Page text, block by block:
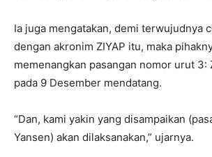
Ia juga mengatakan, demi terwujudnya
dengan akronim ZIYAP itu, maka
memenangkan pasangan nomor urut 3:
pada 9 Desember mendatang.
“Dan, kami yakin yang disampaikan
Yansen) akan dilaksanakan,” ujarnya.